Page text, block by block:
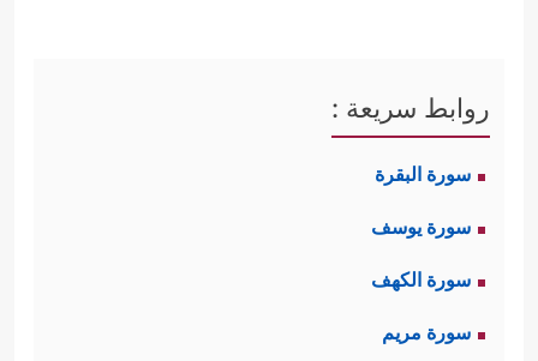
روابط سريعة :
سورة البقرة
سورة يوسف
سورة الكهف
سورة مريم